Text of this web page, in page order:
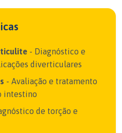
- Diagnóstico e
diverticulares
- Avaliação e tratamento
intestino
de torção e